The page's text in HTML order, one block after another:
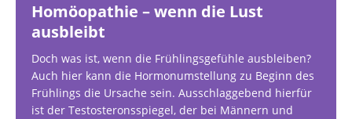
Homöopathie – wenn die Lust
ausbleibt
Doch was ist, wenn die Frühlingsgefühle ausbleiben?
Auch hier kann die Hormonumstellung zu Beginn des
Frühlings die Ursache sein. Ausschlaggebend hierfür
ist der Testosteronsspiegel, der bei Männern und